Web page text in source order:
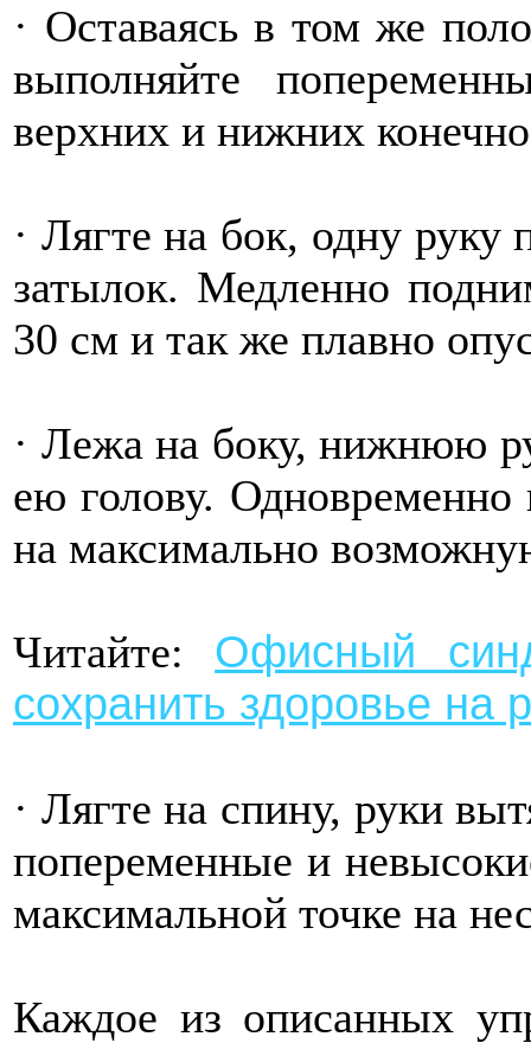
· Оставаясь в том же
выполняйте
верхних и нижних
· Лягте на бок, одну
затылок. Медленно
30 см и так же плавно
· Лежа на боку, нижнюю
ею голову.
на максимально
Читайте: Офисный
сохранить здоровье на
· Лягте на спину, руки
попеременные и
максимальной точке на
Каждое из описанных